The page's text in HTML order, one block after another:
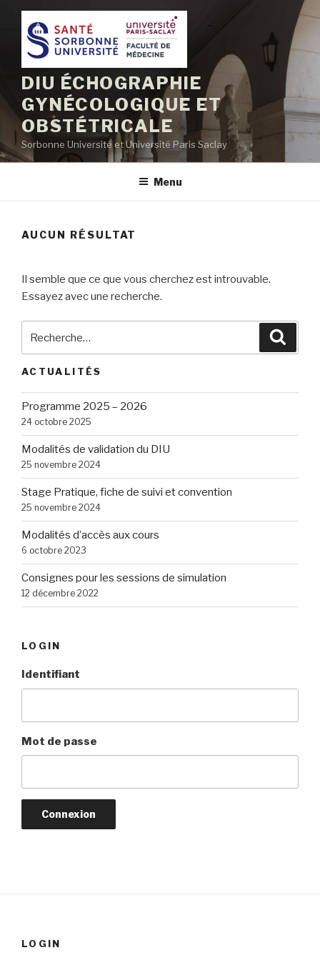
contenu
principal
DIU ÉCHOGRAPHIE
GYNÉCOLOGIQUE ET
OBSTÉTRICALE
Sorbonne Université et Université Paris Saclay
Menu
AUCUN RÉSULTAT
Il semble que ce que vous cherchez est introuvable.
Essayez avec une recherche.
ACTUALITÉS
Programme 2025 – 2026
24 octobre 2025
Modalités de validation du DIU
25 novembre 2024
Stage Pratique, fiche de suivi et convention
25 novembre 2024
Modalités d’accès aux cours
6 octobre 2023
Consignes pour les sessions de simulation
12 décembre 2022
LOGIN
Identifiant
Mot de passe
LOGIN